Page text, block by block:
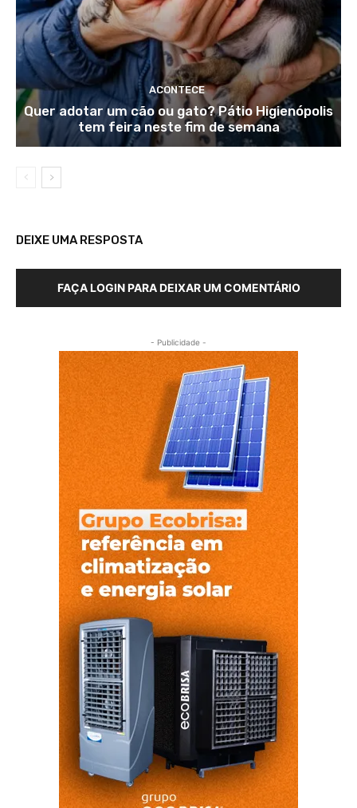
ACONTECE
Quer adotar um cão ou gato? Pátio Higienópolis
tem feira neste fim de semana
DEIXE UMA RESPOSTA
FAÇA LOGIN PARA DEIXAR UM COMENTÁRIO
- Publicidade -